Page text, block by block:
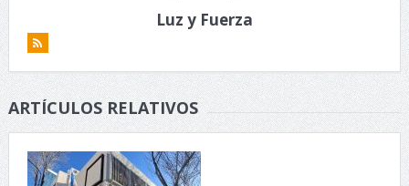
Luz y Fuerza
ARTÍCULOS RELATIVOS